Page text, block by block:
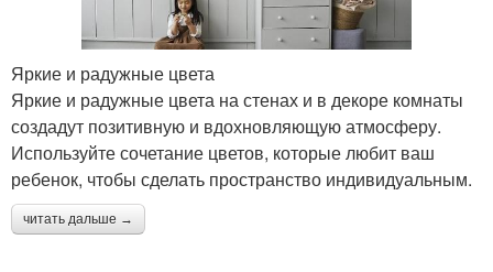
Яркие и радужные цвета
Яркие и радужные цвета на стенах и в декоре комнаты
создадут позитивную и вдохновляющую атмосферу.
Используйте сочетание цветов, которые любит ваш
ребенок, чтобы сделать пространство индивидуальным.
читать дальше →